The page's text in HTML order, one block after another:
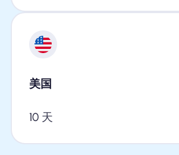
美国
10 天